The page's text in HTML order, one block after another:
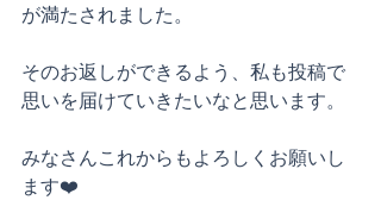
が満たされました。
そのお返しができるよう、私も投稿で
思いを届けていきたいなと思います。
みなさんこれからもよろしくお願いし
ます❤️